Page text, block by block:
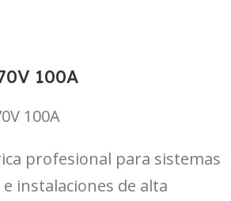
100A
100A
profesional para sistemas
instalaciones de alta